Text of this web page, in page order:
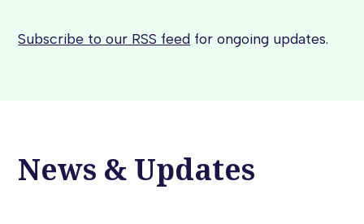
Subscribe to our RSS feed for ongoing updates.
News & Updates